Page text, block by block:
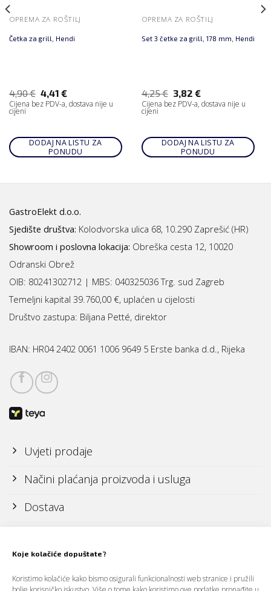
Koje kolačiće dopuštate?
Koristimo kolačiće kako bismo osigurali funkcionalnosti web stranice i pružili
OPREMA ZA ROŠTILJ
Četka za grill, Hendi
4,90€ 4,41€
Cijena bez PDV-a, dostava nije u
cijeni
DODAJ NA LISTU ZA
PONUDU
OPREMA ZA ROŠTILJ
Set 3 četke za grill, 178 mm, Hendi
4,25€ 3,82€
Cijena bez PDV-a, dostava nije u
cijeni
DODAJ NA LISTU ZA
PONUDU
GastroElekt d.o.o.
Sjedište društva: Kolodvorska ulica 68, 10.290 Zaprešić (HR)
Showroom i poslovna lokacija: Obreška cesta 12, 10020
Odranski Obrež
OIB: 80241302712 | MBS: 040325036 Trg. sud Zagreb
Temeljni kapital 39.760,00 €, uplaćen u cijelosti
Društvo zastupa: Biljana Petté, direktor
IBAN: HR04 2402 0061 1006 9649 5 Erste banka d.d., Rijeka
Uvjeti prodaje
Načini plaćanja proizvoda i usluga
Dostava
Politika zaštite osobnih podataka (GDPR)